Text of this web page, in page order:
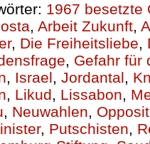
1967 besetzte
, Arbeit Zukunft,
, Die Freiheitsliebe,
, Gefahr für
, Israel, Jordantal,
, Likud, Lissabon,
, Neuwahlen,
, Putschisten,